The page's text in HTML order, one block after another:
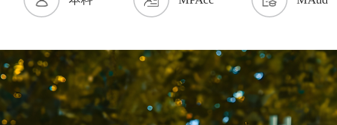
参会，在线参会规模近百人。本次会议由中央财经大学